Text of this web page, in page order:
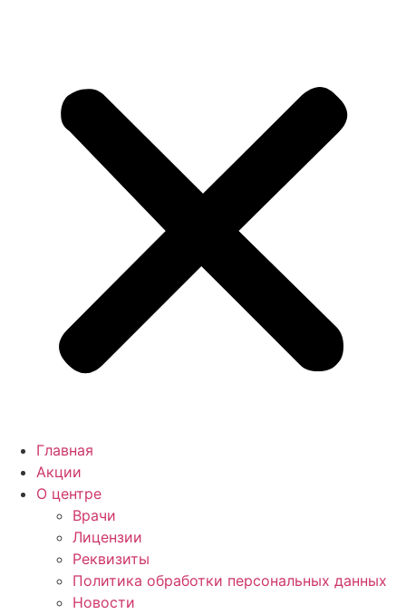
Главная
Акции
О центре
Врачи
Лицензии
Реквизиты
Политика обработки персональных данных
Новости